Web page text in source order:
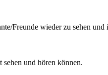
Freunde wieder zu sehen und
und hören können.